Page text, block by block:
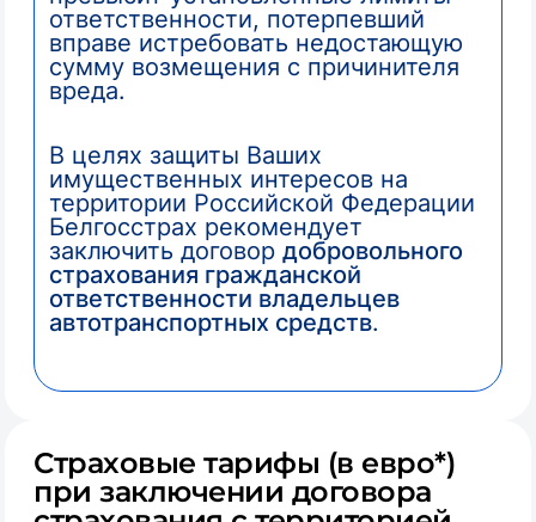
ответственности, потерпевший
вправе истребовать недостающую
сумму возмещения с причинителя
вреда.
В целях защиты Ваших
имущественных интересов на
территории Российской Федерации
Белгосстрах рекомендует
заключить договор добровольного
страхования гражданской
ответственности владельцев
автотранспортных средств.
Страховые тарифы (в евро*)
при заключении договора